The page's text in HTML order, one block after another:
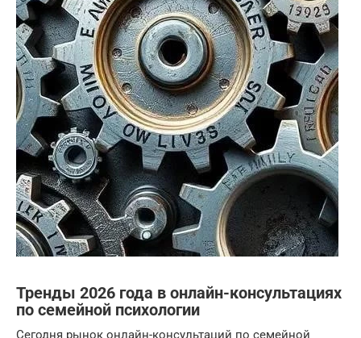
Тренды 2026 года в онлайн-консультациях
по семейной психологии
Сегодня рынок онлайн-консультаций по семейной